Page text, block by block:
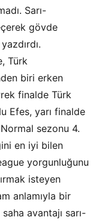
Sarı-
gövde
Türk
biri erken
finalde Türk
Efes, yarı finalde
sezonu 4.
en iyi bilen
yorgunluğunu
isteyen
anlamıyla bir
avantajı sarı-